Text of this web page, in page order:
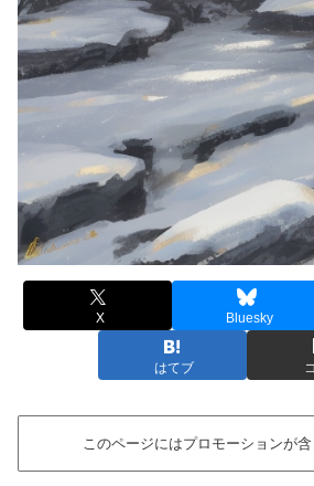
X Bluesky
はてブ
このページにはプロモーションが含